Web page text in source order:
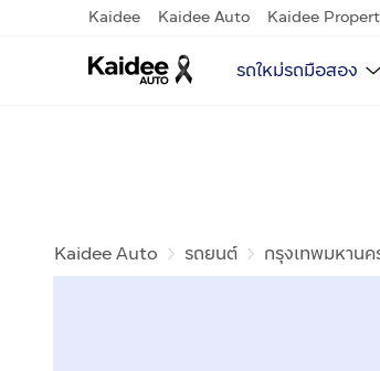
Kaidee Kaidee Auto Kaidee
รถใหม่รถมือสอง
Kaidee Auto รถยนต์ กรุงเทพมหานค